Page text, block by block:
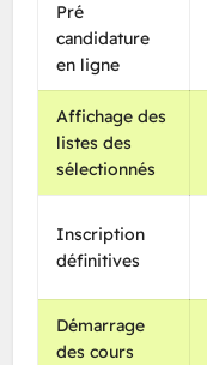
Pré
candidature
en ligne
Affichage des
listes des
sélectionnés
Inscription
définitives
Démarrage
des cours